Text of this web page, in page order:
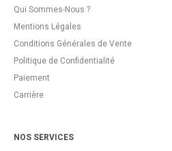
Qui Sommes-Nous ?
Mentions Légales
Conditions Générales de Vente
Politique de Confidentialité
Paiement
Carrière
NOS SERVICES